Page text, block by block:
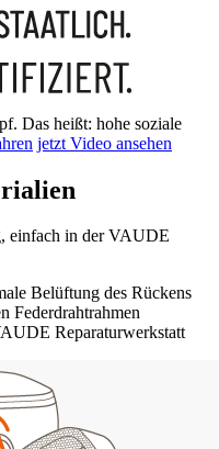
Das heißt: hohe soziale
jetzt Video ansehen
einfach in der VAUDE
Belüftung des Rückens
Federdrahtrahmen
Reparaturwerkstatt